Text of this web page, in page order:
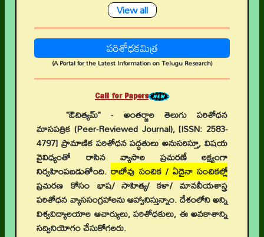
View all
పరిశోధకమిత్ర
(A Portal for the Latest Information on Telugu Research)
Call for Papers
"ఔచిత్యమ్" - అంతర్జాల తెలుగు పరిశోధన
మాసపత్రిక (Peer-Reviewed Journal), [ISSN: 2583-
4797] ప్రామాణిక పరిశోధన పద్ధతులు అనుసరిస్తూ, విషయ
వైవిధ్యంతో రాసిన వ్యాసాల ప్రచురణే లక్ష్యంగా
నిర్వహింపబడుతోంది.రాబోవు సంచిక / ఏదైనా సంచికల్లో
ప్రచురణ కోసం భాష/ సాహిత్య/ కళా/ మానవీయశాస్త్ర
పరిశోధన వ్యాససంగ్రహాలను ఆహ్వానిస్తున్నాం. దేశంలోని అన్ని
విశ్వవిద్యాలయాల ఆచార్యులు, పరిశోధకులు, ఈ అవకాశాన్ని
సద్వినియోగం చేసుకోగలరు.